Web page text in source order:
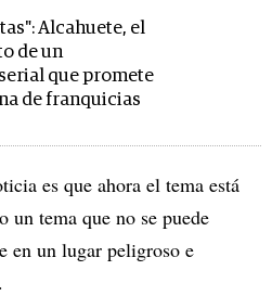
Alcahuete, el
de un
que promete
de franquicias
es que ahora el tema está
un tema que no se puede
en un lugar peligroso e